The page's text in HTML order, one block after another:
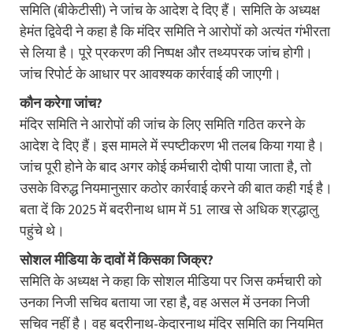
समिति (बीकेटीसी) ने जांच के आदेश दे दिए हैं। समिति के अध्यक्ष
हेमंत द्विवेदी ने कहा है कि मंदिर समिति ने आरोपों को अत्यंत गंभीरता
से लिया है। पूरे प्रकरण की निष्पक्ष और तथ्यपरक जांच होगी।
जांच रिपोर्ट के आधार पर आवश्यक कार्रवाई की जाएगी।
कौन करेगा जांच?
मंदिर समिति ने आरोपों की जांच के लिए समिति गठित करने के
आदेश दे दिए हैं। इस मामले में स्पष्टीकरण भी तलब किया गया है।
जांच पूरी होने के बाद अगर कोई कर्मचारी दोषी पाया जाता है, तो
उसके विरुद्ध नियमानुसार कठोर कार्रवाई करने की बात कही गई है।
बता दें कि 2025 में बदरीनाथ धाम में 51 लाख से अधिक श्रद्धालु
पहुंचे थे।
सोशल मीडिया के दावों में किसका जिक्र?
समिति के अध्यक्ष ने कहा कि सोशल मीडिया पर जिस कर्मचारी को
उनका निजी सचिव बताया जा रहा है, वह असल में उनका निजी
सचिव नहीं है। वह बदरीनाथ-केदारनाथ मंदिर समिति का नियमित